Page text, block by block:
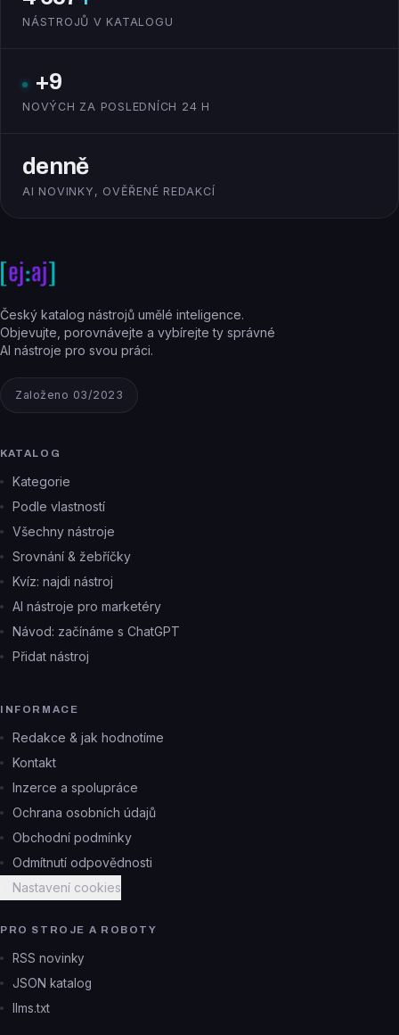
NÁSTROJŮ V KATALOGU
+9
NOVÝCH ZA POSLEDNÍCH 24 H
denně
AI NOVINKY, OVĚŘENÉ REDAKCÍ
Český katalog nástrojů umělé inteligence.
Objevujte, porovnávejte a vybírejte ty správné
AI nástroje pro svou práci.
Založeno 03/2023
KATALOG
Kategorie
Podle vlastností
Všechny nástroje
Srovnání & žebříčky
Kvíz: najdi nástroj
AI nástroje pro marketéry
Návod: začínáme s ChatGPT
Přidat nástroj
INFORMACE
Redakce & jak hodnotíme
Kontakt
Inzerce a spolupráce
Ochrana osobních údajů
Obchodní podmínky
Odmítnutí odpovědnosti
Nastavení cookies
PRO STROJE A ROBOTY
RSS novinky
JSON katalog
llms.txt